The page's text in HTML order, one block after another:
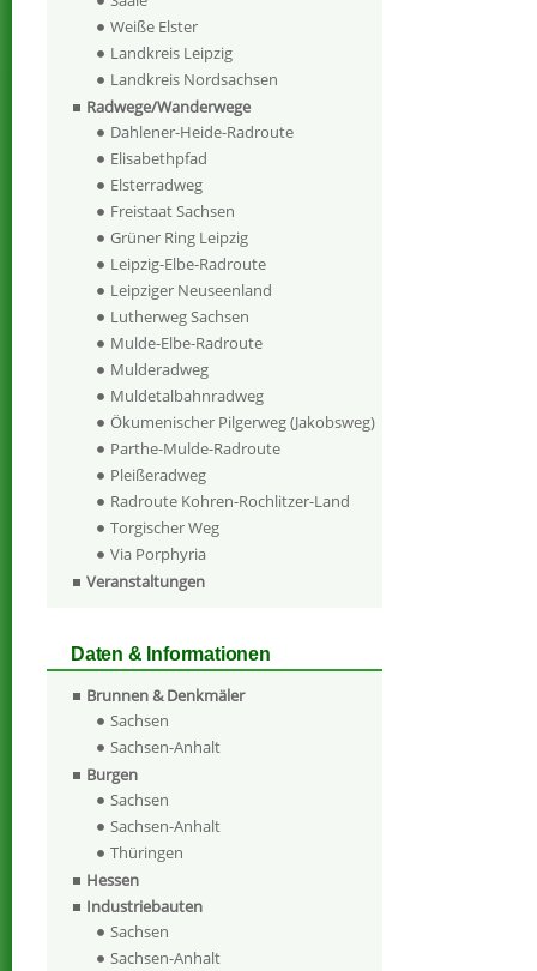
Weiße Elster
Landkreis Leipzig
Landkreis Nordsachsen
Radwege/Wanderwege
Dahlener-Heide-Radroute
Elisabethpfad
Elsterradweg
Freistaat Sachsen
Grüner Ring Leipzig
Leipzig-Elbe-Radroute
Leipziger Neuseenland
Lutherweg Sachsen
Mulde-Elbe-Radroute
Mulderadweg
Muldetalbahnradweg
Ökumenischer Pilgerweg (Jakobsweg)
Parthe-Mulde-Radroute
Pleißeradweg
Radroute Kohren-Rochlitzer-Land
Torgischer Weg
Via Porphyria
Veranstaltungen
Daten & Informationen
Brunnen & Denkmäler
Sachsen
Sachsen-Anhalt
Burgen
Sachsen
Sachsen-Anhalt
Thüringen
Hessen
Industriebauten
Sachsen
Sachsen-Anhalt